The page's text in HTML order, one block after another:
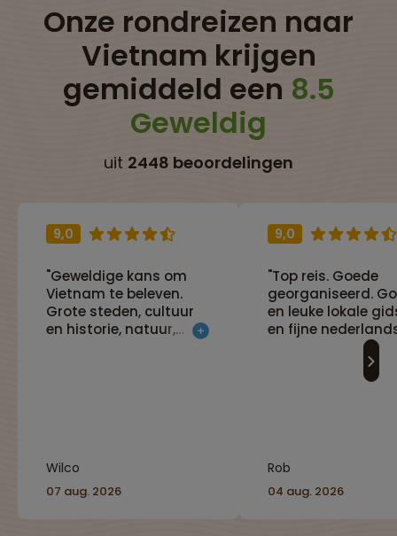
Onze rondreizen naar
Vietnam krijgen
gemiddeld een 8.5
Geweldig
uit 2448 beoordelingen
9,0
"Geweldige kans om
Vietnam te beleven.
Grote steden, cultuur
en historie, natuur,
Wilco
07 aug. 2026
9,0
"Top reis. Goede
georganiseerd.
en leuke lokale
en fijne
reisbegeleider."
Rob
04 aug. 2026